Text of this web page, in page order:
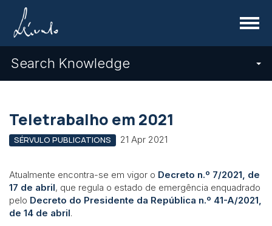
Menu
Search Knowledge
Teletrabalho em 2021
SÉRVULO PUBLICATIONS 21 Apr 2021
Atualmente encontra-se em vigor o Decreto n.º 7/2021, de
17 de abril, que regula o estado de emergência enquadrado
pelo Decreto do Presidente da República n.º 41-A/2021,
de 14 de abril.